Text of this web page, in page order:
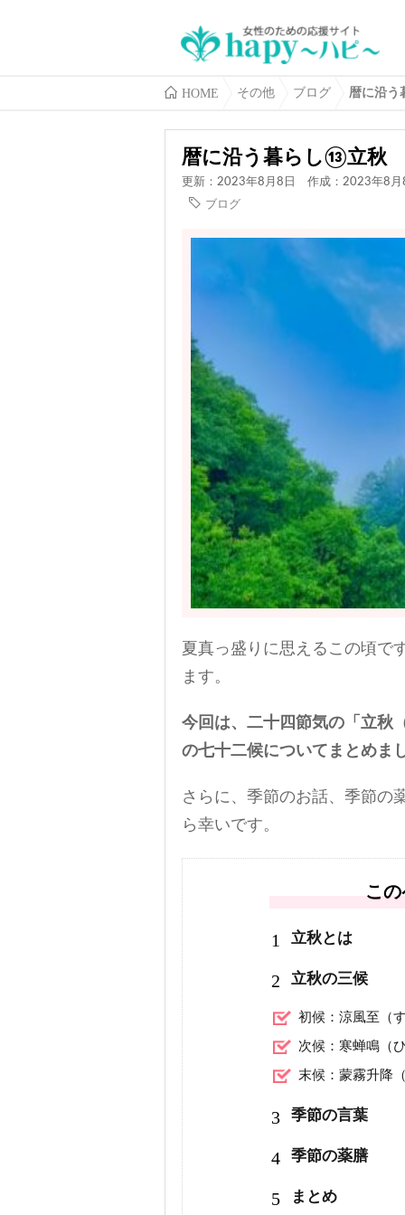
HOME その他 ブログ 暦に沿
暦に沿う暮らし⑬立秋
更新：2023年8月8日
作成：2023年8月
ブログ
夏真っ盛りに思えるこの頃で
ます。
今回は、二十四節気の「立秋
の七十二候についてまとめま
さらに、季節のお話、季節の
ら幸いです。
こ
1 立秋とは
2 立秋の三候
初候：涼風至（
次候：寒蝉鳴（
末候：蒙霧升降
3 季節の言葉
4 季節の薬膳
5 まとめ